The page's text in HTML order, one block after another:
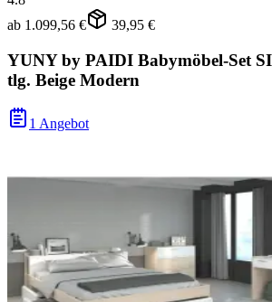
ab 1.099,56 € 39,95 €
YUNY by PAIDI Babymöbel-Set
tlg. Beige Modern
1 Angebot